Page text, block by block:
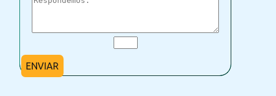
ENVIAR